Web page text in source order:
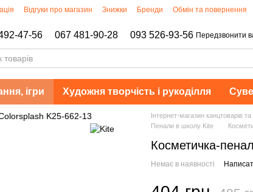
Відгуки про магазин Знижки Бренди Обмін та повернення
47-56 067 481-90-28 093 526-93-56 Передзвонити
ігри Художня творчість і рукоділля
Інтернет-магазин канцтоварів
Пенали в школу Kite
Косметичка-
Немає в наявності